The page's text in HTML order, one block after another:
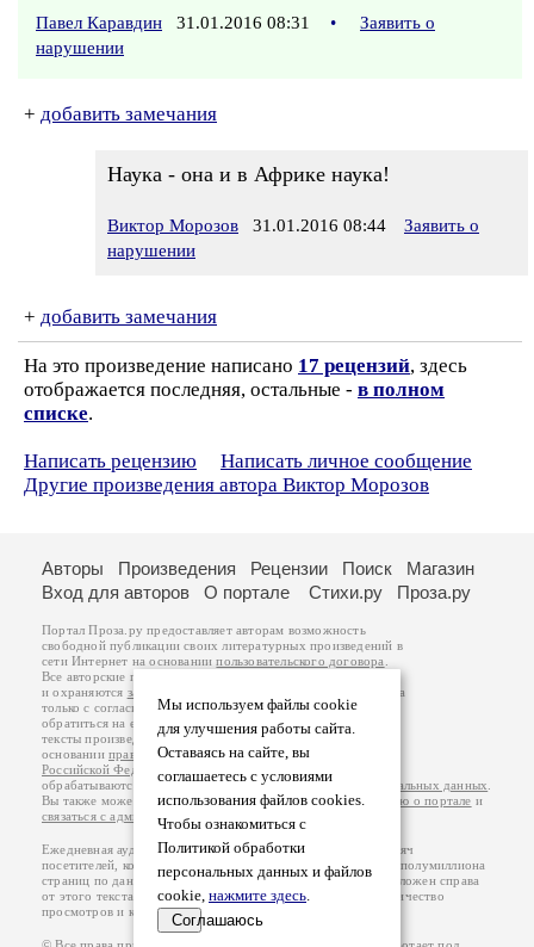
Павел Каравдин 31.01.2016 08:31 •
Заявить о
нарушении
+ добавить замечания
Наука - она и в Африке наука!
Виктор Морозов 31.01.2016 08:44
Заявить о
нарушении
+ добавить замечания
На это произведение написано 17 рецензий, здесь
отображается последняя, остальные - в полном
списке.
Написать рецензию
Написать личное сообщение
Другие произведения автора Виктор Морозов
Мы используем файлы cookie
для улучшения работы сайта.
Оставаясь на сайте, вы
соглашаетесь с условиями
использования файлов cookies.
Чтобы ознакомиться с
Политикой обработки
персональных данных и файлов
cookie, нажмите здесь.
Соглашаюсь
Авторы Произведения Рецензии Поиск
Магазин
Вход для авторов
О портале Стихи.ру Проза.ру
Портал Проза.ру предоставляет авторам возможность
свободной публикации своих литературных произведений в
сети Интернет на основаниипользовательского договора
Все авторские права на произведения принадлежат авторам
и охраняются законом
. Перепечатка произведений возможна
только с согласия его автора, к которому вы можете
обратиться на его авторской странице. Ответственность за
тексты произведений авторы несут самостоятельно на
основанииправил публикацииизаконодательства
Российской Федерации
обрабатываются на основанииПолитики обработки персональных данных
Вы также можете посмотреть более подробнуюинформацию о портале и
связаться с администрацией
Ежедневная аудитория портала Проза.ру – порядка 100 тысяч
посетителей, которые в общей сумме просматривают более полумиллиона
страниц по данным счетчика посещаемости, который расположен справа
от этого текста. В каждой графе указано по две цифры: количество
просмотров и количество посетителей.